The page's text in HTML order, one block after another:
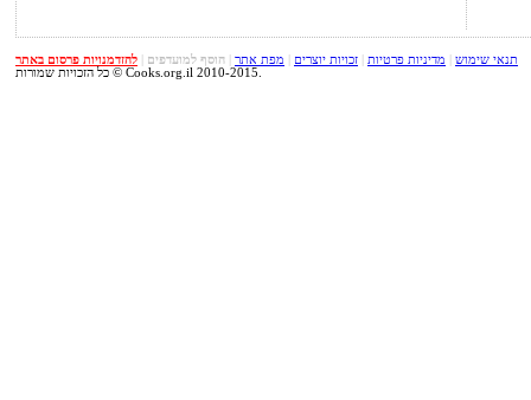
תנאי שימוש מדיניות פרטיות זכויות יוצרים מפת אתר הוסף למועדפים
להזדמנויות פרסום באתר
כל הזכויות שמורות © Cooks.org.il 2010-2015.